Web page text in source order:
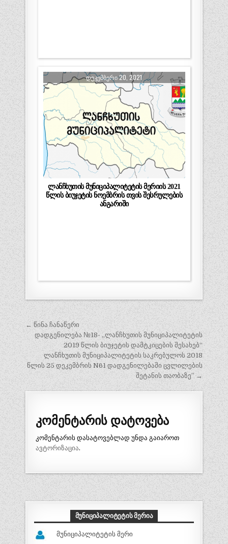
ᲓᲔᲙᲔᲛᲑᲔᲠᲘ 20, 2021
ლანჩხუთის მუნიციპალიტეტის მერიის 2021
წლის ბიუჯეტის ნოემბრის თვის შესრულების
ანგარიში
პოსტის
ნავიგაცია
← წინა ჩანაწერი
დადგენილება №18- „ლანჩხუთის მუნიციპალიტეტის
2019 წლის ბიუჯეტის დამტკიცების შესახებ“
ლანჩხუთის მუნიციპალიტეტის საკრებულოს 2018
წლის 25 დეკემბრის N61 დადგენილებაში ცვლილების
შეტანის თაობაზე” →
კომენტარის დატოვება
კომენტარის დასატოვებლად უნდა გაიაროთ
ავტორიზაცია.
ᲛᲣᲜᲘᲪᲘᲞᲐᲚᲘᲢᲔᲢᲘᲡ ᲛᲔᲠᲘᲐ
მუნიციპალიტეტის მერი